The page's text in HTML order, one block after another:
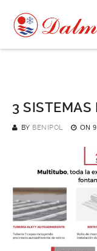
3
BY BENIPOL ON